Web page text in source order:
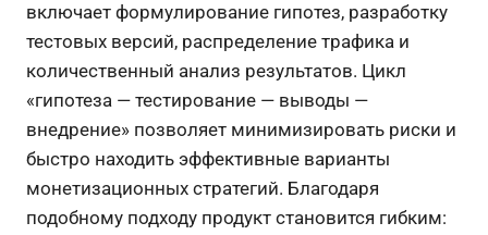
включает формулирование гипотез, разработку
тестовых версий, распределение трафика и
количественный анализ результатов. Цикл
«гипотеза — тестирование — выводы —
внедрение» позволяет минимизировать риски и
быстро находить эффективные варианты
монетизационных стратегий. Благодаря
подобному подходу продукт становится гибким: